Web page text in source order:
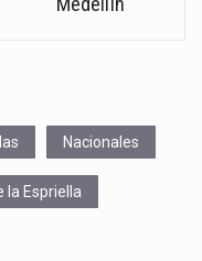
Nacionales
la Espriella